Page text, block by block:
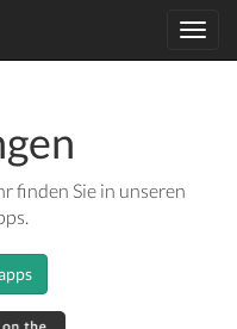
finden Sie in unseren